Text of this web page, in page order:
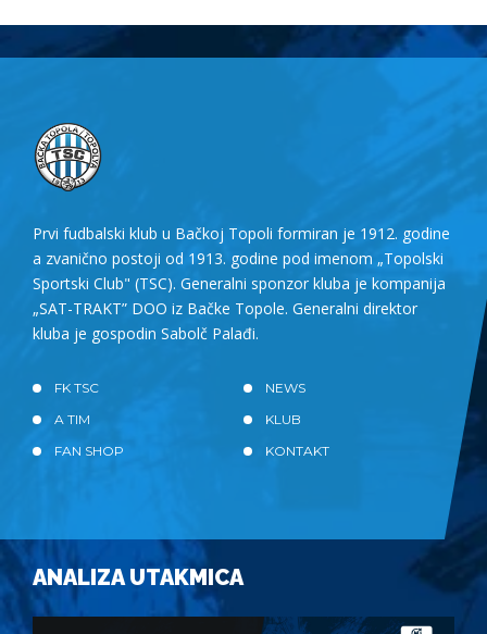
Prvi fudbalski klub u Bačkoj Topoli formiran je 1912. godine
a zvanično postoji od 1913. godine pod imenom „Topolski
Sportski Club" (TSC). Generalni sponzor kluba je kompanija
„SAT-TRAKT” DOO iz Bačke Topole. Generalni direktor
kluba je gospodin Sabolč Palađi.
FK TSC
NEWS
A TIM
KLUB
FAN SHOP
KONTAKT
ANALIZA UTAKMICA